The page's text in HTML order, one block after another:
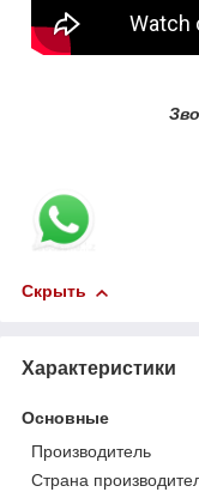
Скрыть
Характеристики
Основные
Производитель
Страна